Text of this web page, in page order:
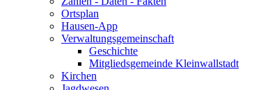
Ortsplan
Hausen-App
Verwaltungsgemeinschaft
Geschichte
Mitgliedsgemeinde Kleinwallstadt
Kirchen